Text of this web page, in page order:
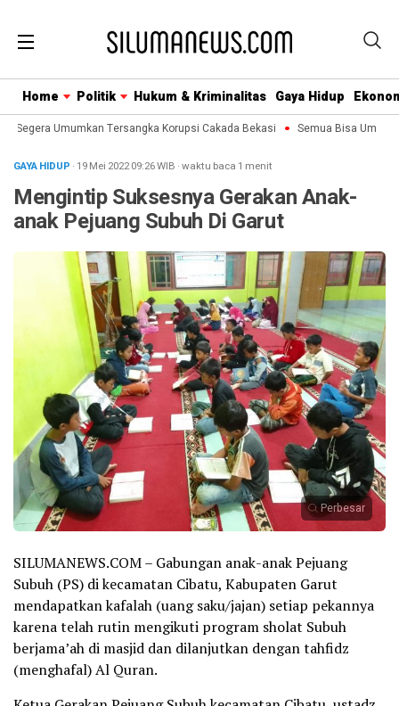
Home Politik Hukum & Kriminalitas Gaya Hidup
Segera Umumkan Tersangka Korupsi Cakada Bekasi Semua Bisa Umroh
GAYA HIDUP · 19 Mei 202209:26WIB ·waktu baca 1 menit
Mengintip Suksesnya Gerakan Anak-
anak Pejuang Subuh Di Garut
Perbesar
SILUMANEWS.COM – Gabungan anak-anak Pejuang
Subuh (PS) di kecamatan Cibatu, Kabupaten Garut
mendapatkan kafalah (uang saku/jajan) setiap pekannya
karena telah rutin mengikuti program sholat Subuh
berjama’ah di masjid dan dilanjutkan dengan tahfidz
(menghafal) Al Quran.